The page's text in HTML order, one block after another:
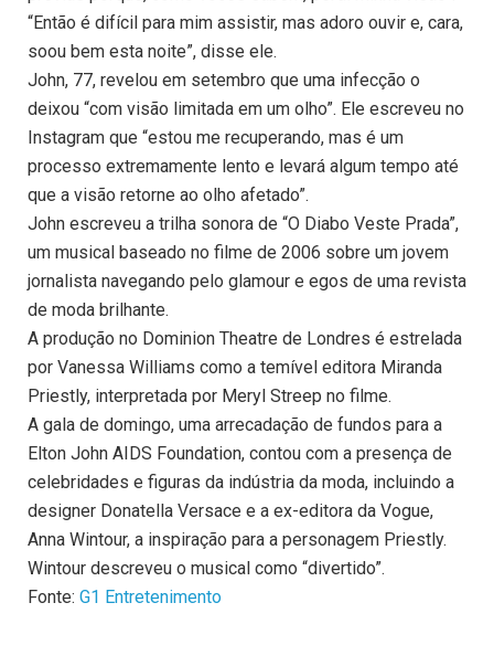
“Então é difícil para mim assistir, mas adoro ouvir e, cara,
soou bem esta noite”, disse ele.
John, 77, revelou em setembro que uma infecção o
deixou “com visão limitada em um olho”. Ele escreveu no
Instagram que “estou me recuperando, mas é um
processo extremamente lento e levará algum tempo até
que a visão retorne ao olho afetado”.
John escreveu a trilha sonora de “O Diabo Veste Prada”,
um musical baseado no filme de 2006 sobre um jovem
jornalista navegando pelo glamour e egos de uma revista
de moda brilhante.
A produção no Dominion Theatre de Londres é estrelada
por Vanessa Williams como a temível editora Miranda
Priestly, interpretada por Meryl Streep no filme.
A gala de domingo, uma arrecadação de fundos para a
Elton John AIDS Foundation, contou com a presença de
celebridades e figuras da indústria da moda, incluindo a
designer Donatella Versace e a ex-editora da Vogue,
Anna Wintour, a inspiração para a personagem Priestly.
Wintour descreveu o musical como “divertido”.
Fonte: G1 Entretenimento